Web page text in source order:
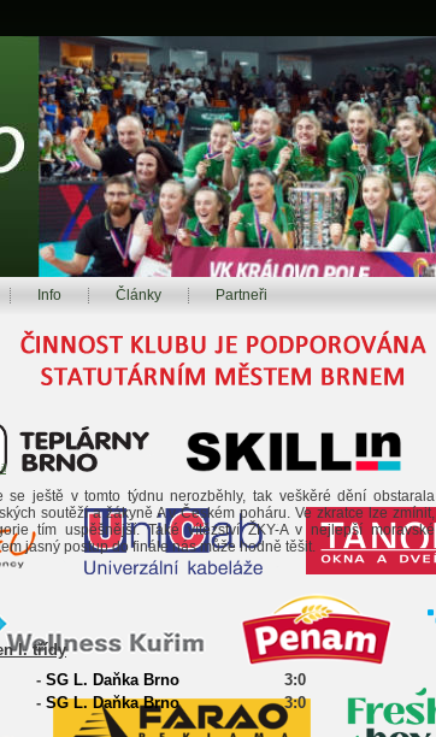
Info Články Partneři
se ještě v tomto týdnu nerozběhly, tak veškěré dění obstarala
soutěží a žákyně A v Českém poháru. Ve zkratce lze zmínit,
tím uspěšnější. Také vítězství ŽKY-A v nejlepší moravské
jasný postup do finále nás může hodně těšit.
I. třídy
- SG L. Daňka Brno
3:0
- SG L. Daňka Brno 3:0